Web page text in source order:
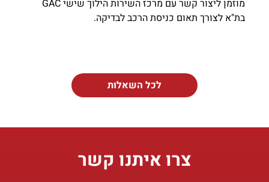
מוזמן ליצור קשר עם מרכז השירות הילוך שישי GAC
בת"א לצורך תאום כניסת הרכב לבדיקה.
לכל השאלות
צרו איתנו קשר